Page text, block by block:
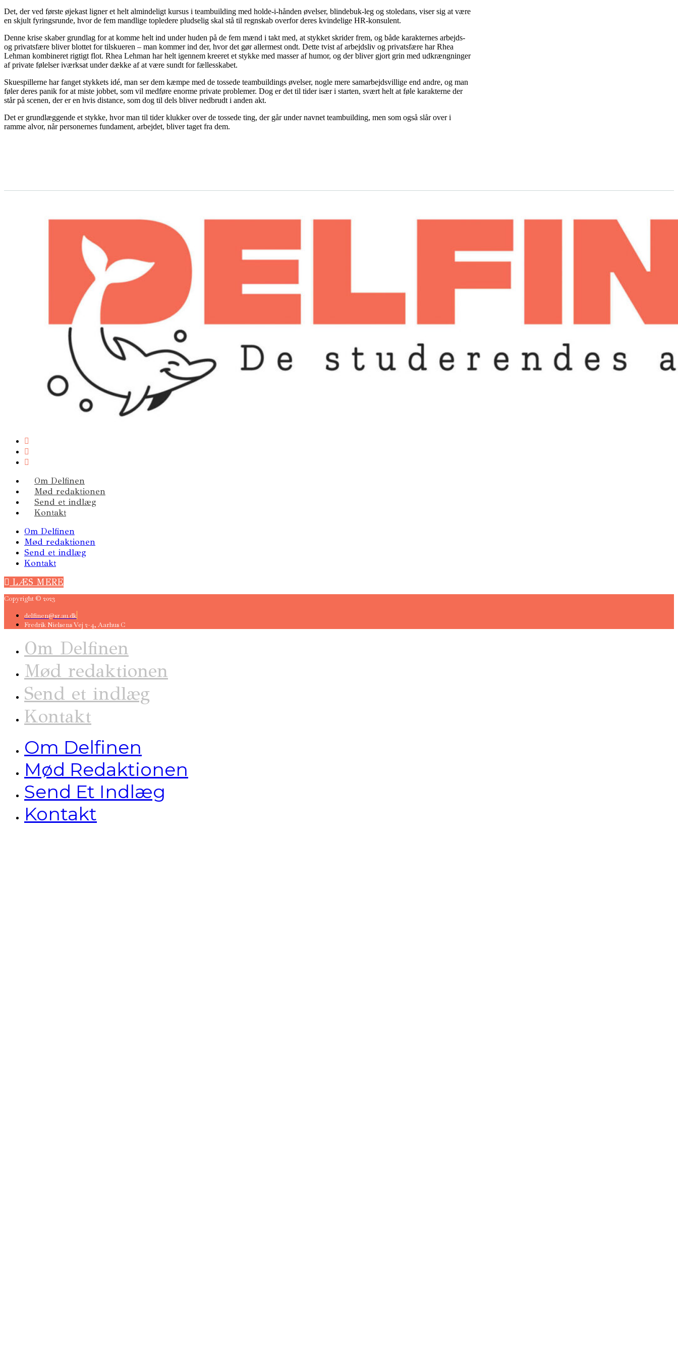
Det, der ved første øjekast ligner et helt almindeligt kursus i teambuilding med holde-i-hånden øvelser, blindebuk-leg og stoledans, viser sig at være
en skjult fyringsrunde, hvor de fem mandlige topledere pludselig skal stå til regnskab overfor deres kvindelige HR-konsulent.
Denne krise skaber grundlag for at komme helt ind under huden på de fem mænd i takt med, at stykket skrider frem, og både karakternes arbejds-
og privatsfære bliver blottet for tilskueren – man kommer ind der, hvor det gør allermest ondt. Dette tvist af arbejdsliv og privatsfære har Rhea
Lehman kombineret rigtigt flot. Rhea Lehman har helt igennem kreeret et stykke med masser af humor, og der bliver gjort grin med udkrængninger
af private følelser iværksat under dække af at være sundt for fællesskabet.
Skuespillerne har fanget stykkets idé, man ser dem kæmpe med de tossede teambuildings øvelser, nogle mere samarbejdsvillige end andre, og man
føler deres panik for at miste jobbet, som vil medføre enorme private problemer. Dog er det til tider især i starten, svært helt at føle karakterne der
står på scenen, der er en hvis distance, som dog til dels bliver nedbrudt i anden akt.
Det er grundlæggende et stykke, hvor man til tider klukker over de tossede ting, der går under navnet teambuilding, men som også slår over i
ramme alvor, når personernes fundament, arbejdet, bliver taget fra dem.
Om Delfinen
Mød redaktionen
Send et indlæg
Kontakt
Om Delfinen
Mød redaktionen
Send et indlæg
Kontakt
LÆS MERE
Copyright © 2023
delfinen@sr.au.dk
Fredrik Nielsens Vej 2-4, Aarhus C
Om Delfinen
Mød redaktionen
Send et indlæg
Kontakt
Om Delfinen
Mød Redaktionen
Send Et Indlæg
Kontakt